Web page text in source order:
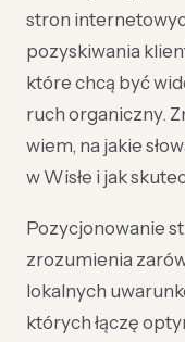
stron
pozyskiwania
które chcą być
ruch organiczny.
wiem, na jakie
w Wisłe i jak
Pozycjonowanie
zrozumienia
lokalnych
których łączę